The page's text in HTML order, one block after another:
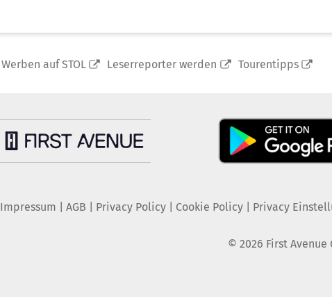
Werben auf STOL Leserreporter werden Tourentipps
Impressum AGB Privacy Policy| Cookie Policy| Privacy
© 2026 First Avenue